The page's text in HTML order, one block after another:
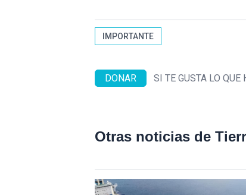
IMPORTANTE
DONAR SI TE GUSTA LO QUE
Otras noticias de